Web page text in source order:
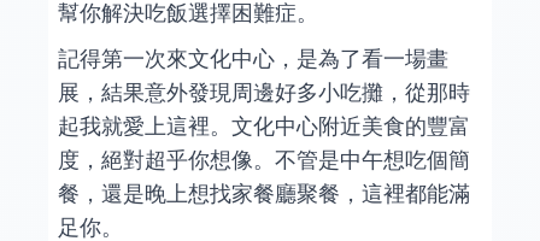
幫你解決吃飯選擇困難症。
記得第一次來文化中心，是為了看一場畫
展，結果意外發現周邊好多小吃攤，從那時
起我就愛上這裡。文化中心附近美食的豐富
度，絕對超乎你想像。不管是中午想吃個簡
餐，還是晚上想找家餐廳聚餐，這裡都能滿
足你。